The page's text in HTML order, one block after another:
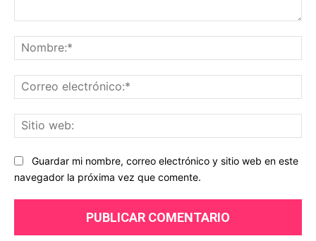
Guardar mi nombre, correo electrónico y sitio web en este
navegador la próxima vez que comente.